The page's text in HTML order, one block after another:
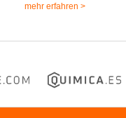
mehr erfahren >